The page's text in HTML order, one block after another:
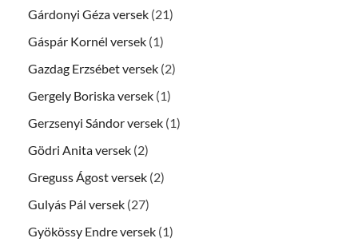
Gárdonyi Géza versek (21)
Gáspár Kornél versek (1)
Gazdag Erzsébet versek (2)
Gergely Boriska versek (1)
Gerzsenyi Sándor versek (1)
Gödri Anita versek (2)
Greguss Ágost versek (2)
Gulyás Pál versek (27)
Gyökössy Endre versek (1)